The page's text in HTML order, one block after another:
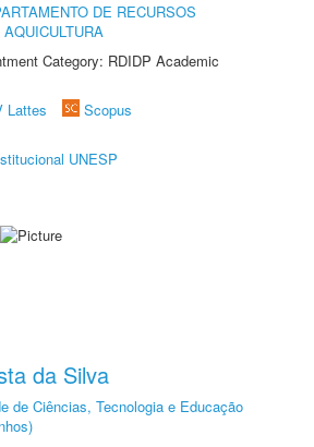
DE RECURSOS
Category: RDIDP Academic
Lattes
Scopus
UNESP
da Silva
de Ciências, Tecnologia e Educação